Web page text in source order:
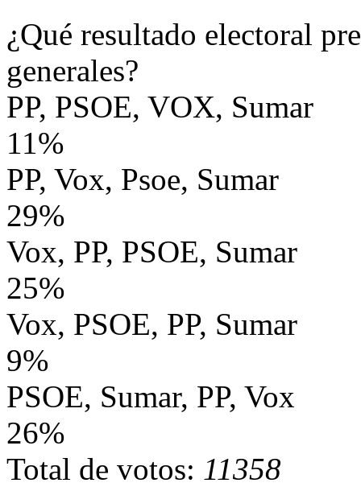
¿Qué resultado electoral
generales?
PP, PSOE, VOX, Sumar
11%
PP, Vox, Psoe, Sumar
29%
Vox, PP, PSOE, Sumar
25%
Vox, PSOE, PP, Sumar
9%
PSOE, Sumar, PP, Vox
26%
Total de votos: 11358